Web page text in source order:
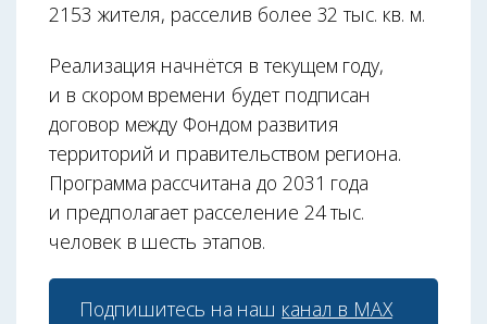
2153 жителя, расселив более 32 тыс. кв. м.
Реализация начнётся в текущем году,
и в скором времени будет подписан
договор между Фондом развития
территорий и правительством региона.
Программа рассчитана до 2031 года
и предполагает расселение 24 тыс.
человек в шесть этапов.
Подпишитесь на наш канал в МАХ